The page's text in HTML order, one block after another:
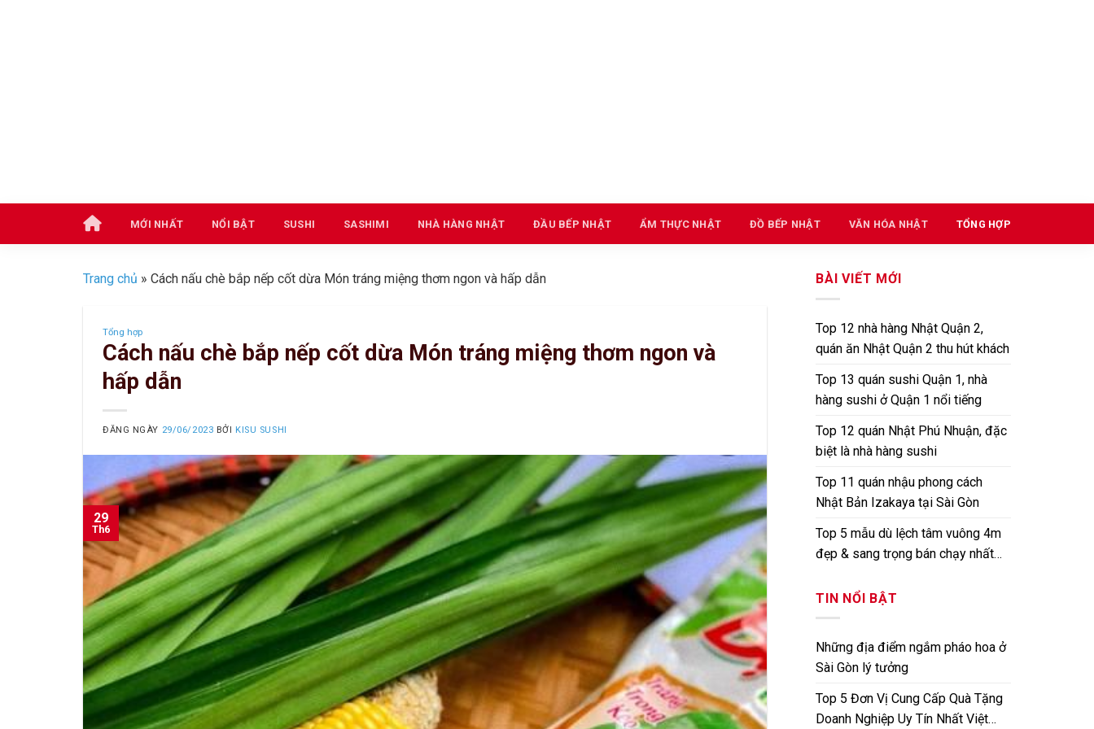
MỚI NHẤT NỔI BẬT SUSHI SASHIMI NHÀ HÀNG NHẬT ĐẦU BẾP NHẬT ẨM THỰC NHẬT ĐỒ BẾP NHẬT VĂN HÓA NHẬT TỔNG HỢP
Trang chủ » Cách nấu chè bắp nếp cốt dừa Món tráng miệng thơm ngon và hấp dẫn
Tổng hợp
Cách nấu chè bắp nếp cốt dừa Món tráng miệng thơm ngon và
hấp dẫn
ĐĂNG NGÀY 29/06/2023 BỞI KISU SUSHI
29
Th6
BÀI VIẾT MỚI
Top 12 nhà hàng Nhật Quận 2,
quán ăn Nhật Quận 2 thu hút khách
Top 13 quán sushi Quận 1, nhà
hàng sushi ở Quận 1 nổi tiếng
Top 12 quán Nhật Phú Nhuận, đặc
biệt là nhà hàng sushi
Top 11 quán nhậu phong cách
Nhật Bản Izakaya tại Sài Gòn
Top 5 mẫu dù lệch tâm vuông 4m
đẹp & sang trọng bán chạy nhất
TIN NỔI BẬT
Những địa điểm ngắm pháo hoa ở
Sài Gòn lý tưởng
Top 5 Đơn Vị Cung Cấp Quà Tặng
Doanh Nghiệp Uy Tín Nhất Việt